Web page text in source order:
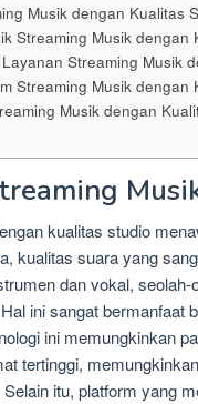
Musik dengan Kualitas
Streaming Musik dengan
Streaming Musik
Streaming Musik dengan
Musik dengan
kualitas studio
kualitas suara yang
dan vokal,
ini sangat bermanfaat
ini memungkinkan
tertinggi,
itu, platform yang